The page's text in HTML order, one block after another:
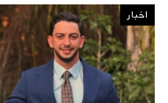
اخبار